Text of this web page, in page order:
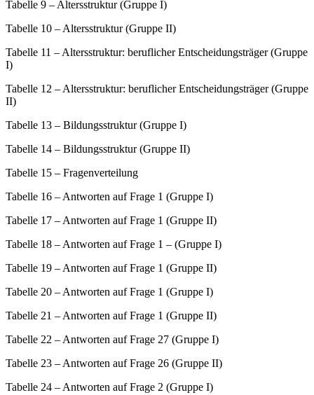
Tabelle 9 – Altersstruktur (Gruppe I)
Tabelle 10 – Altersstruktur (Gruppe II)
Tabelle 11 – Altersstruktur: beruflicher Entscheidungsträger (Gruppe
I)
Tabelle 12 – Altersstruktur: beruflicher Entscheidungsträger (Gruppe
II)
Tabelle 13 – Bildungsstruktur (Gruppe I)
Tabelle 14 – Bildungsstruktur (Gruppe II)
Tabelle 15 – Fragenverteilung
Tabelle 16 – Antworten auf Frage 1 (Gruppe I)
Tabelle 17 – Antworten auf Frage 1 (Gruppe II)
Tabelle 18 – Antworten auf Frage 1 – (Gruppe I)
Tabelle 19 – Antworten auf Frage 1 (Gruppe II)
Tabelle 20 – Antworten auf Frage 1 (Gruppe I)
Tabelle 21 – Antworten auf Frage 1 (Gruppe II)
Tabelle 22 – Antworten auf Frage 27 (Gruppe I)
Tabelle 23 – Antworten auf Frage 26 (Gruppe II)
Tabelle 24 – Antworten auf Frage 2 (Gruppe I)